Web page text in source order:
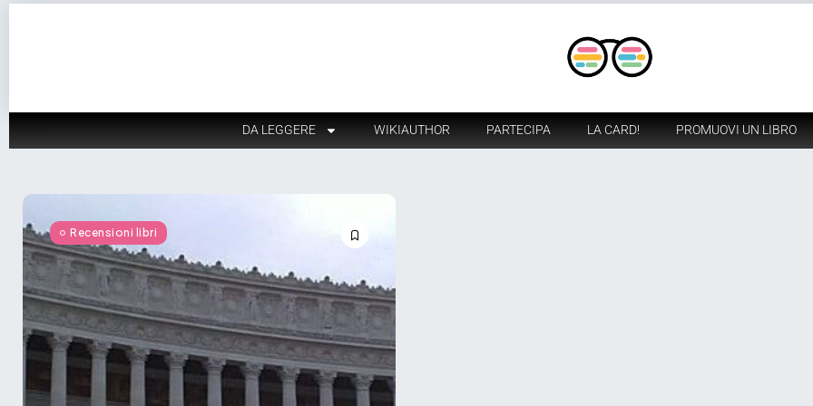
DA LEGGERE WIKIAUTHOR PARTECIPA LA CARD! PROMUOVI UN LIBRO
Recensioni libri